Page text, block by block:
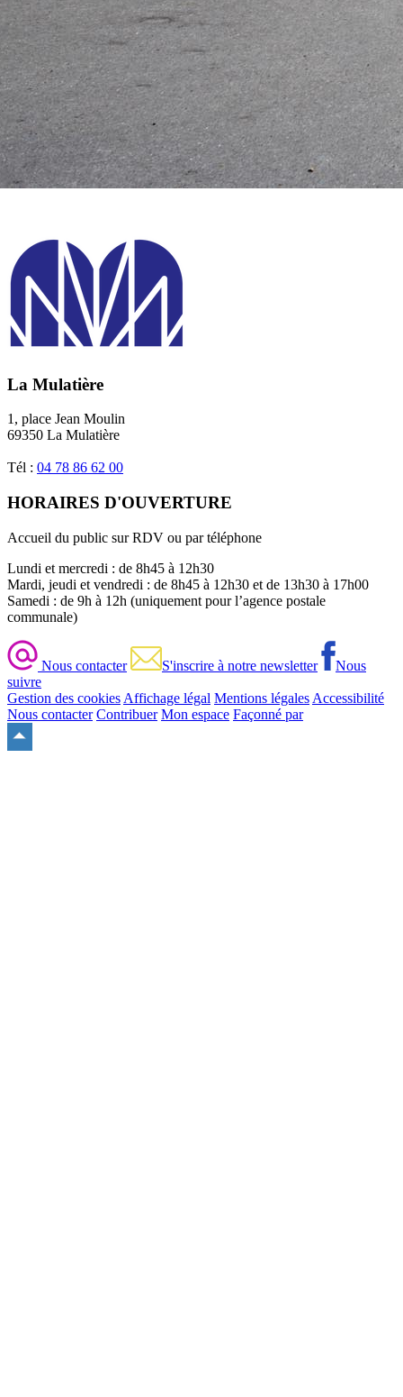
La Mulatière
1, place Jean Moulin
69350 La Mulatière
Tél : 04 78 86 62 00
HORAIRES D'OUVERTURE
Accueil du public sur RDV ou par téléphone
Lundi et mercredi : de 8h45 à 12h30
Mardi, jeudi et vendredi : de 8h45 à 12h30 et de 13h30 à 17h00
Samedi : de 9h à 12h (uniquement pour l’agence postale
communale)
Nous contacter S'inscrire à notre newsletter
Nous
suivre
Gestion des cookies Affichage légal Mentions légales Accessibilité
Nous contacter Contribuer Mon espace Façonné par